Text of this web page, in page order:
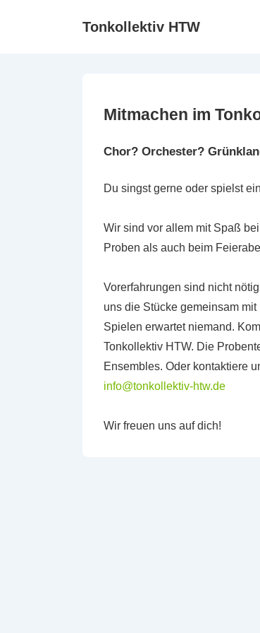
Tonkollektiv HTW
Mitmachen im
Chor? Orchester?
Du singst gerne oder spielst
Wir sind vor allem mit Spaß
Proben als auch beim
Vorerfahrungen sind nicht
uns die Stücke gemeinsam
Spielen erwartet niemand.
Tonkollektiv HTW. Die
Ensembles. Oder kontaktiere
info@tonkollektiv-htw.de
Wir freuen uns auf dich!